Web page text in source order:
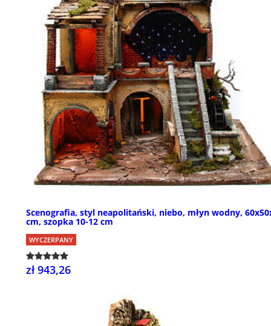
Scenografia, styl neapolitański, niebo, młyn wodny,
cm, szopka 10-12 cm
WYCZERPANY
zł 943,26